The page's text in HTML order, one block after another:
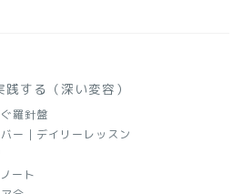
践する（深い変容）
羅針盤
ー｜デイリーレッスン
ート